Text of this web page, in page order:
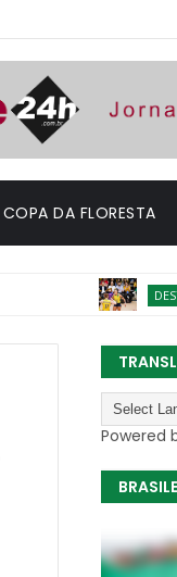
COPA DA FLORESTA
DESTAQUE
Powered